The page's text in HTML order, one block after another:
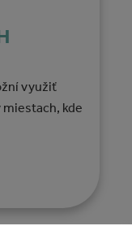
využiť
miestach, kde